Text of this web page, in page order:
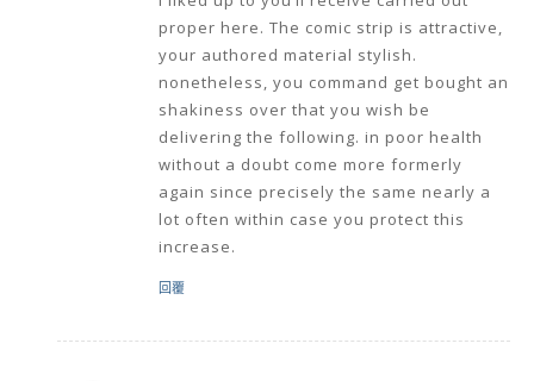
proper here. The comic strip is attractive,
your authored material stylish.
nonetheless, you command get bought an
shakiness over that you wish be
delivering the following. in poor health
without a doubt come more formerly
again since precisely the same nearly a
lot often within case you protect this
increase.
回覆